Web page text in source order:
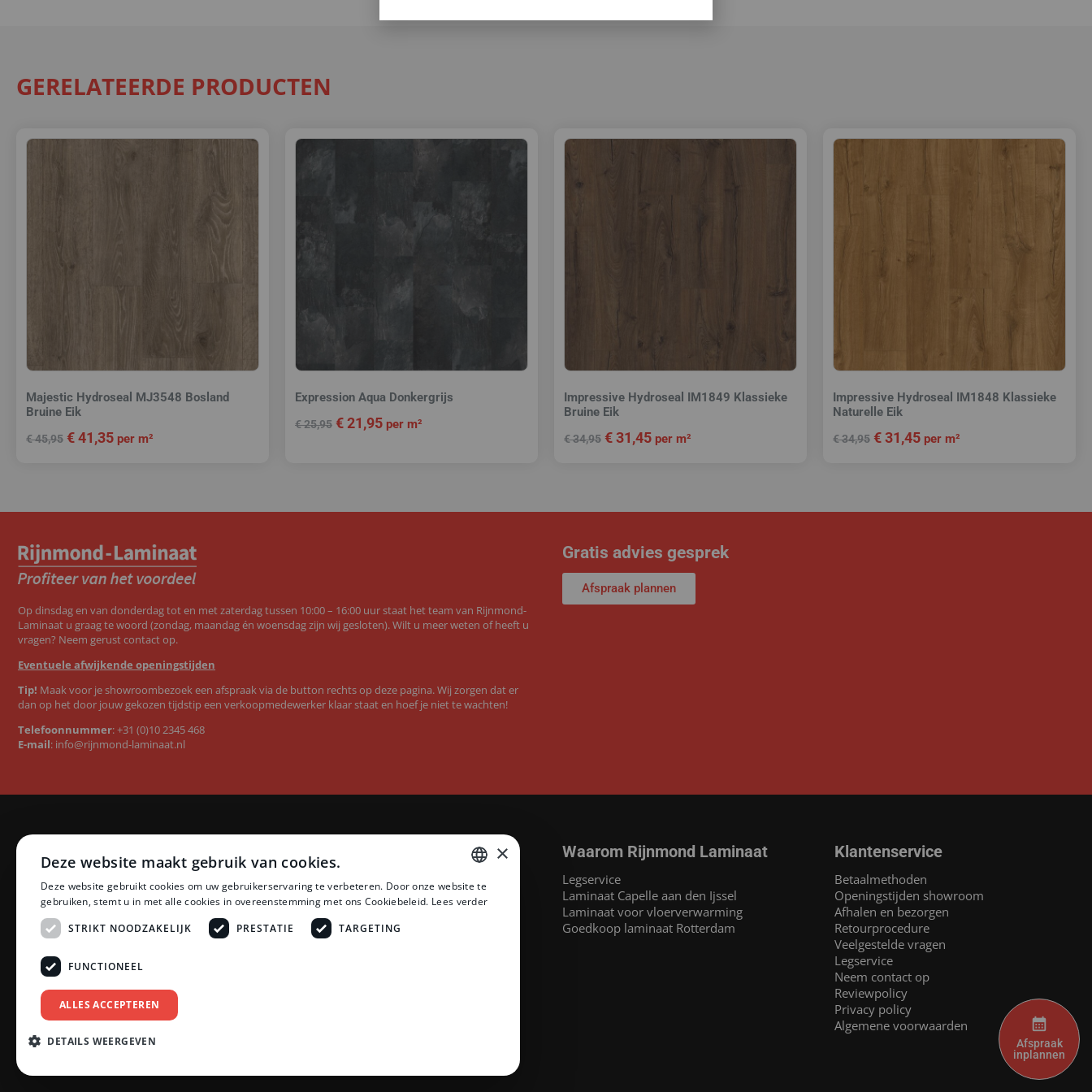
GERELATEERDE PRODUCTEN
Majestic Hydroseal MJ3548 Bosland
Bruine Eik
€45,95 €41,35 per m²
Expression Aqua Donkergrijs
€25,95 €21,95 per m²
Impressive Hydroseal IM1849 Klassieke
Bruine Eik
€34,95 €31,45 per m²
Impressive Hydroseal IM1848 Klassieke
Naturelle Eik
€34,95 €31,45 per m²
Op dinsdag en van donderdag tot en met zaterdag tussen 10:00 – 16:00 uur staat het team van Rijnmond-
Laminaat u graag te woord (zondag, maandag én woensdag zijn wij gesloten). Wilt u meer weten of heeft u
vragen? Neem gerust contact op.
Eventuele afwijkende openingstijden
Tip! Maak voor je showroombezoek een afspraak via de button rechts op deze pagina. Wij zorgen dat er
dan op het door jouw gekozen tijdstip een verkoopmedewerker klaar staat en hoef je niet te wachten!
Telefoonnummer:+31 (0)10 2345 468
E-mail: info@rijnmond-laminaat.nl
Gratis advies gesprek
Afspraak plannen
Laminaat
PVC vloeren
Ondervloeren
Plinten
Profielen
Accessoires
Zonwering
Schoonmaak en Onderhoud
Quick-Step laminaat
Floer PVC MEGAMAT©
Floer laminaat
Ambiant laminaat
LifeStyle by Headlam PVC
Waarom Rijnmond Laminaat
Legservice
Laminaat Capelle aan den Ijssel
Laminaat voor vloerverwarming
Goedkoop laminaat Rotterdam
Klantenservice
Betaalmethoden
Openingstijden showroom
Afhalen en bezorgen
Retourprocedure
Veelgestelde vragen
Legservice
Neem contact op
Reviewpolicy
Privacy policy
Algemene voorwaarden
Afspraak
inplannen
DUTCH
×
Deze website maakt gebruik van cookies.
Deze website gebruikt cookies om uw gebruikerservaring te verbeteren. Door onze website te
gebruiken, stemt u in met alle cookies in overeenstemming met ons Cookiebeleid. Lees verder
STRIKT NOODZAKELIJK
PRESTATIE TARGETING
FUNCTIONEEL
ALLES ACCEPTEREN
DETAILS WEERGEVEN